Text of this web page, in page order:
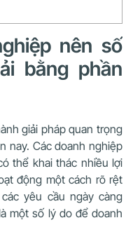
nên số
bằng phần
giải pháp quan trọng
nay. Các doanh nghiệp
thể khai thác nhiều lợi
động một cách rõ rệt
yêu cầu ngày càng
một số lý do để doanh